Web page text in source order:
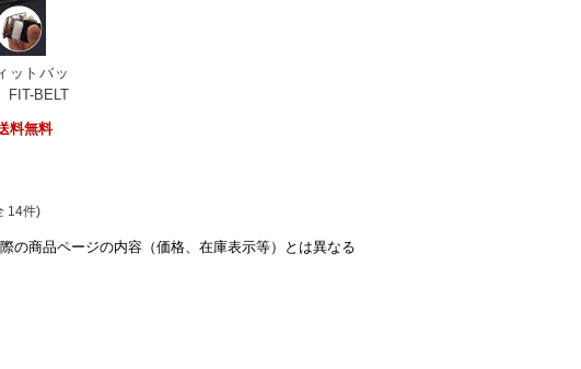
レザー
通勤 出
ン ダーク
ツ 営業
代 父の日
ットバッ
FIT-BELT
ックルベ
バックル
5 ベルト
ブラック
紳士
料無料
14件)
の商品ページの内容（価格、在庫表示等）とは異なる